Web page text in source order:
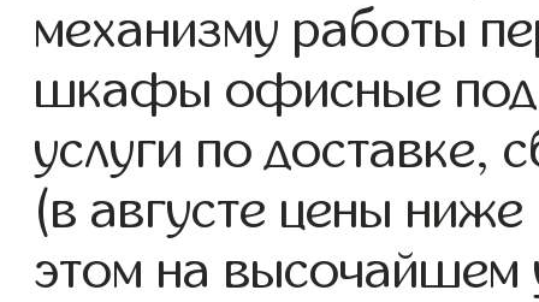
механизму работы
шкафы офисные под
услуги по доставке,
(в августе цены
этом на